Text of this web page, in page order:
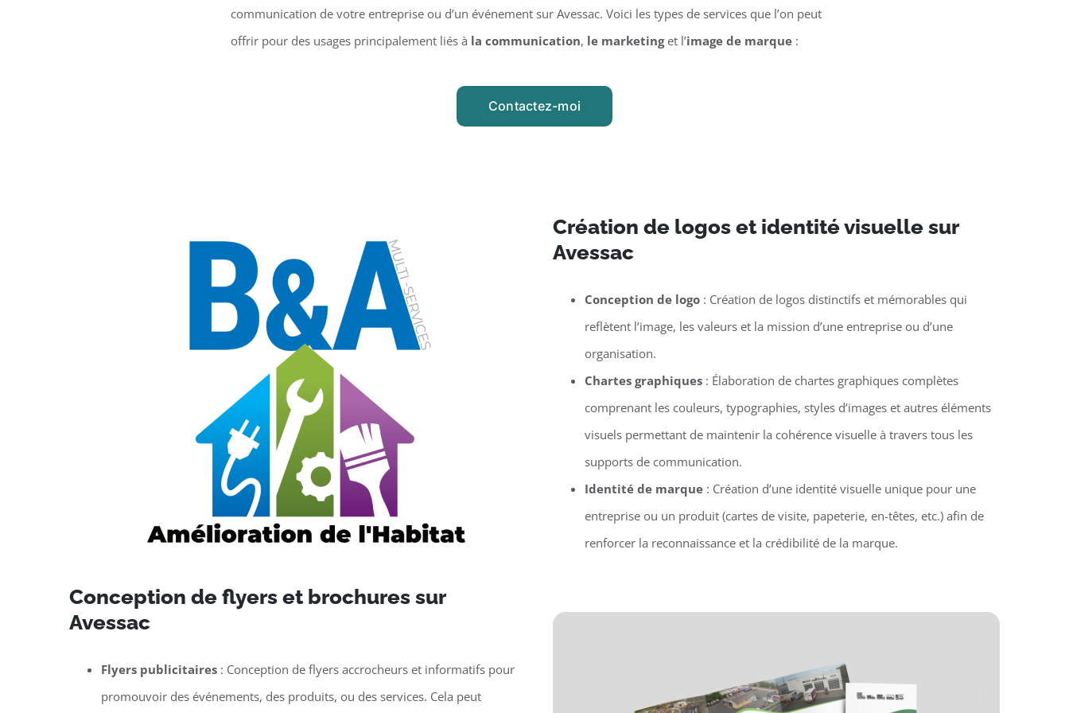
communication de votre entreprise ou d’un événement sur Avessac. Voici les types de services que l’on peut
offrir pour des usages principalement liés à la communication, le marketinget l’image de marque:
Contactez-moi
Création de logos et identité visuelle sur
Avessac
Conception de logo : Création de logos distinctifs et mémorables qui
reflètent l’image, les valeurs et la mission d’une entreprise ou d’une
organisation.
Chartes graphiques : Élaboration de chartes graphiques complètes
comprenant les couleurs, typographies, styles d’images et autres éléments
visuels permettant de maintenir la cohérence visuelle à travers tous les
supports de communication.
Identité de marque : Création d’une identité visuelle unique pour une
entreprise ou un produit (cartes de visite, papeterie, en-têtes, etc.) afin de
renforcer la reconnaissance et la crédibilité de la marque.
Conception de flyers et brochures sur
Avessac
Flyers publicitaires: Conception de flyers accrocheurs et informatifs pour
promouvoir des événements, des produits, ou des services. Cela peut